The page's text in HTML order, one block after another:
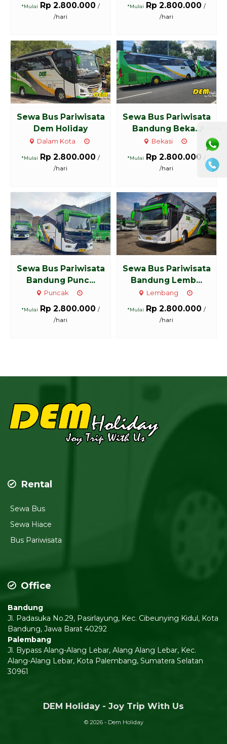
*Mulai Rp 2.800.000 /
/hari
*Mulai Rp 2.800.000 /
/hari
Sewa Bus Pariwisata
Dem Holiday
Dalam Kota
*Mulai Rp 2.800.000 /
/hari
Sewa Bus Pariwisata
Bandung Beka...
Bekasi
*Mulai Rp 2.800.000 /
/hari
Sewa Bus Pariwisata
Bandung Punc...
Puncak
*Mulai Rp 2.800.000 /
/hari
Sewa Bus Pariwisata
Bandung Lemb...
Lembang
*Mulai Rp 2.800.000 /
/hari
Rental
Sewa Bus
Sewa Hiace
Bus Pariwisata
Office
Bandung
Jl. Padasuka No.29, Pasirlayung, Kec. Cibeunying Kidul, Kota
Bandung, Jawa Barat 40292
Palembang
Jl. Bypass Alang-Alang Lebar, Alang Alang Lebar, Kec.
Alang-Alang Lebar, Kota Palembang, Sumatera Selatan
30961
DEM Holiday - Joy Trip With Us
© 2026 - Dem Holiday